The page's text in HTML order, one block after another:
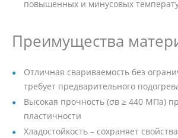
повышенных и минусовых
Преимущества
Отличная свариваемость без
требует предварительного
Высокая прочность (σв ≥ 440 МПа)
пластичности
Хладостойкость – сохраняет